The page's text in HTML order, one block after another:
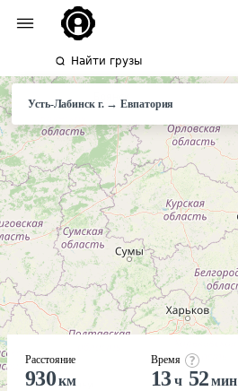
Найти грузы
Усть-Лабинск г.→Евпатория
Расстояние
930км
Время
13ч 52 мин